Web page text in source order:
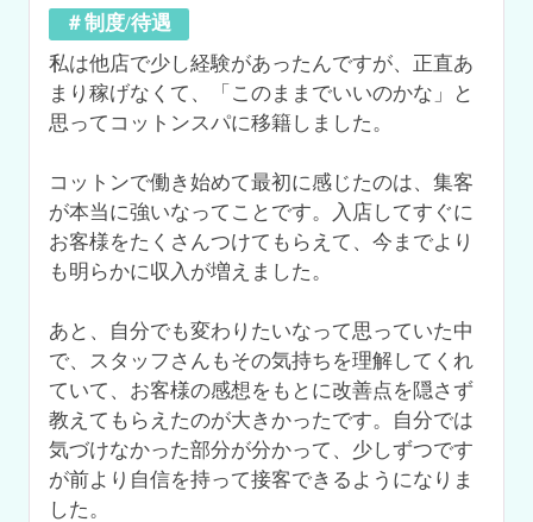
＃制度/待遇
私は他店で少し経験があったんですが、正直あ
まり稼げなくて、「このままでいいのかな」と
思ってコットンスパに移籍しました。
コットンで働き始めて最初に感じたのは、集客
が本当に強いなってことです。入店してすぐに
お客様をたくさんつけてもらえて、今までより
も明らかに収入が増えました。
あと、自分でも変わりたいなって思っていた中
で、スタッフさんもその気持ちを理解してくれ
ていて、お客様の感想をもとに改善点を隠さず
教えてもらえたのが大きかったです。自分では
気づけなかった部分が分かって、少しずつです
が前より自信を持って接客できるようになりま
した。